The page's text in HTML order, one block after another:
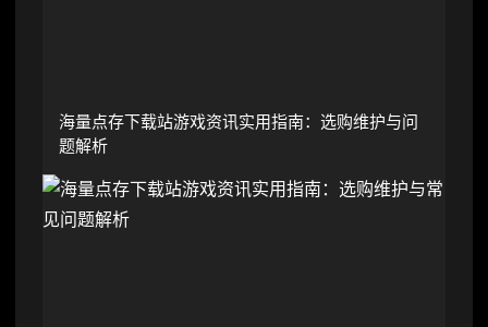
海量点存下载站游戏资讯实用指南：选购维护与问
题解析